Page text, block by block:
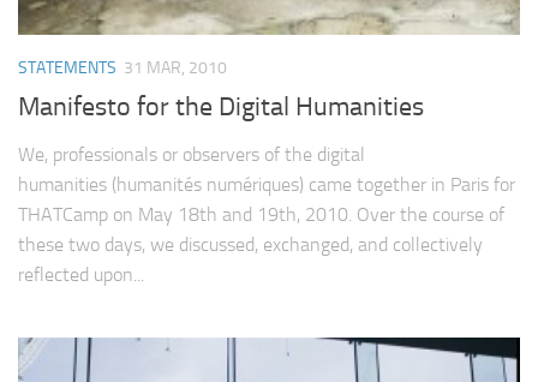
STATEMENTS 31 MAR, 2010
Manifesto for the Digital Humanities
We, professionals or observers of the digital
humanities (humanités numériques) came together in Paris for
THATCamp on May 18th and 19th, 2010. Over the course of
these two days, we discussed, exchanged, and collectively
reflected upon...